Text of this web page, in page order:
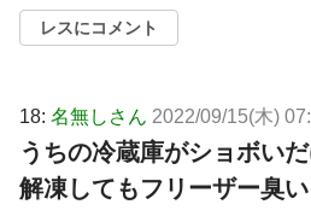
レスにコメント
18: 名無しさん 2022/09/15(木)
うちの冷蔵庫がショボい
解凍してもフリーザー臭い